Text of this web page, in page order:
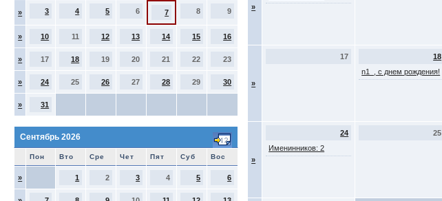
» 3 4 5 6 7 8 9
» 10 11 12 13 14 15 16
» 17 18 19 20 21 22 23
» 24 25 26 27 28 29 30
» 31
Сентябрь 2026
Пон Вто Сре Чет Пят Суб Вос
» 1 2 3 4 5 6
»
»
17
18
n1_, с днем рождения!
»
24
Именинников: 2
25